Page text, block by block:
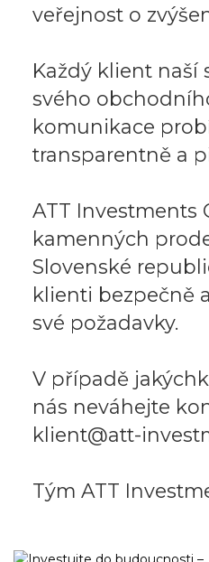
veřejnost o
Každý klient naší
svého
komunikace
transparentně a
ATT Investments
kamenných
Slovenské
klienti bezpečně
své požadavky.
V případě
nás neváhejte
klient@att-
Tým ATT